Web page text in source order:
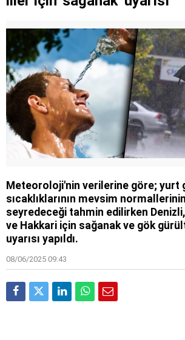
Meteoroloji'nin verilerine göre; yurt
sıcaklıklarının mevsim
seyredeceği tahmin edilirken
ve Hakkari için sağanak ve gök
uyarısı yapıldı.
08/06/2025 09:43